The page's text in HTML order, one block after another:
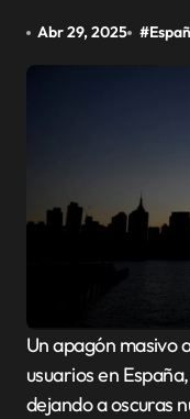
Abr 29, 2025 #
Un apagón masivo afectó este lunes a miles de
usuarios en
dejando a oscuras